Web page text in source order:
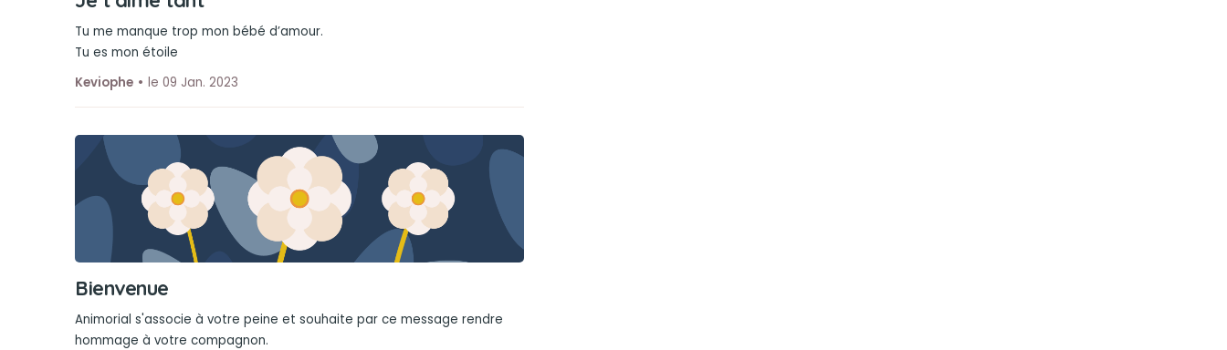
Tu me manque trop mon bébé d’amour.
Tu es mon étoile
Keviophe
le 09 Jan. 2023
Bienvenue
Animorial s'associe à votre peine et souhaite par ce message rendre
hommage à votre compagnon.